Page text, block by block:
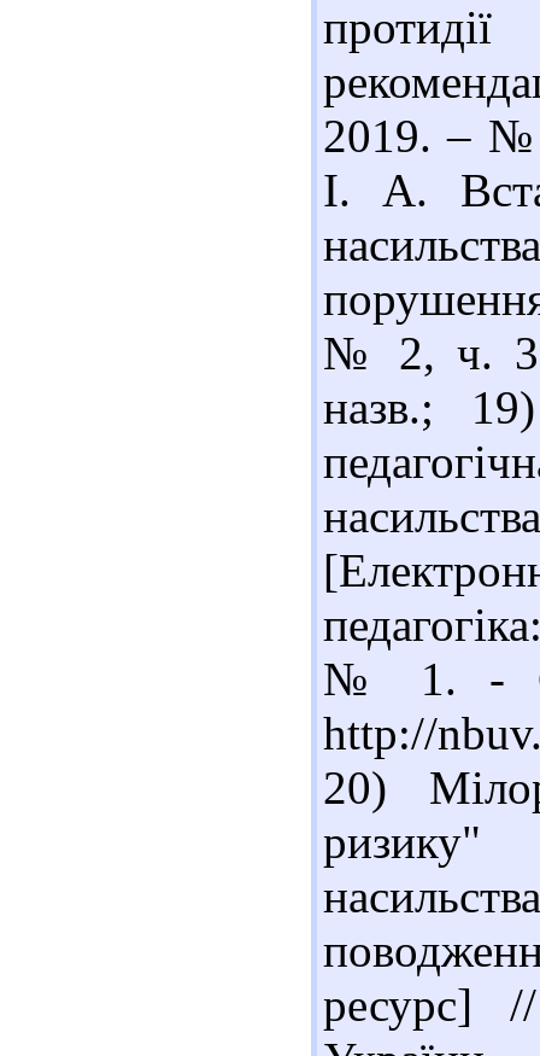
2019. – №
І. А.
№ 2, ч. 3.
назв.;
№ 1. - С.
http://
20)
ресурс]